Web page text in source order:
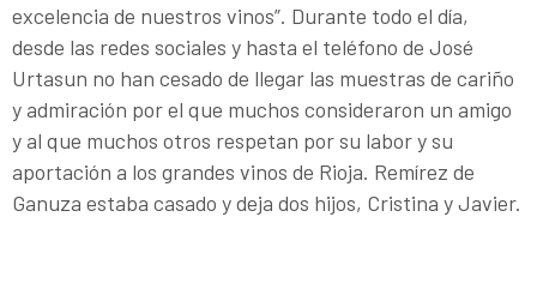
excelencia de nuestros vinos”. Durante todo el día,
desde las redes sociales y hasta el teléfono de José
Urtasun no han cesado de llegar las muestras de cariño
y admiración por el que muchos consideraron un amigo
y al que muchos otros respetan por su labor y su
aportación a los grandes vinos de Rioja. Remírez de
Ganuza estaba casado y deja dos hijos, Cristina y Javier.